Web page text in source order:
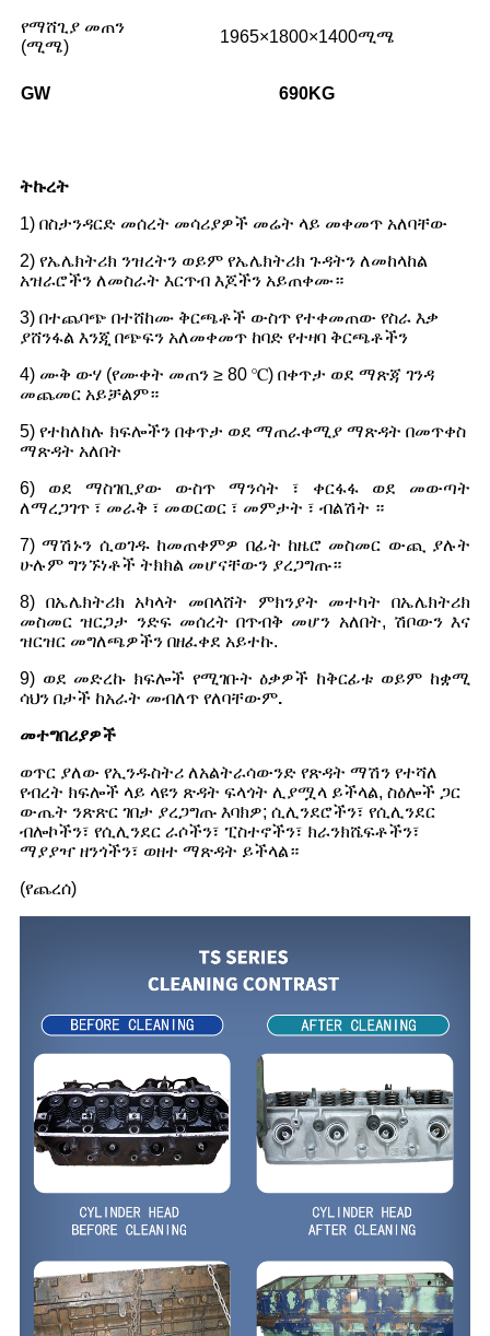
የማሸጊያ መጠን
(ሚሜ)
1965×1800×1400ሚሜ
GW 690KG
ትኩረት
1) በስታንዳርድ መሰረት መሳሪያዎች መሬት ላይ መቀመጥ አለባቸው
2) የኤሌክትሪክ ንዝረትን ወይም የኤሌክትሪክ ጉዳትን ለመከላከል
አዝራሮችን ለመስራት እርጥብ እጆችን አይጠቀሙ።
3) በተጨባጭ በተሸከሙ ቅርጫቶች ውስጥ የተቀመጠው የስራ እቃ
ያሸንፋል እንጂ በጭፍን አለመቀመጥ ከባድ የተዛባ ቅርጫቶችን
4) ሙቅ ውሃ (የሙቀት መጠን ≥ 80 ℃) በቀጥታ ወደ ማጽጃ ገንዳ
መጨመር አይቻልም።
5) የተከለከሉ ክፍሎችን በቀጥታ ወደ ማጠራቀሚያ ማጽዳት በመጥቀስ
ማጽዳት አለበት
6) ወደ ማስገቢያው ውስጥ ማንሳት ፣ ቀርፋፋ ወደ መውጣት
ለማረጋገጥ ፣ መራቅ ፣ መወርወር ፣ መምታት ፣ ብልሽት ።
7) ማሽኑን ሲወገዱ ከመጠቀምዎ በፊት ከዜሮ መስመር ውጪ ያሉት
ሁሉም ግንኙነቶች ትክክል መሆናቸውን ያረጋግጡ።
8) በኤሌክትሪክ አካላት መበላሸት ምክንያት መተካት በኤሌክትሪክ
መስመር ዝርጋታ ንድፍ መሰረት በጥብቅ መሆን አለበት, ሽቦውን እና
ዝርዝር መግለጫዎችን በዘፈቀደ አይተኩ.
9) ወደ መድረኩ ክፍሎች የሚገቡት ዕቃዎች ከቅርፊቱ ወይም ከቋሚ
ሳህን በታች ከአራት መብለጥ የለባቸውም.
መተግበሪያዎች
ወጥር ያለው የኢንዱስትሪ ለአልትራሳውንድ የጽዳት ማሽን የተሻለ
የብረት ክፍሎች ላይ ላዩን ጽዳት ፍላጎት ሊያሟላ ይችላል, ስዕሎች ጋር
ውጤት ንጽጽር ገበታ ያረጋግጡ እባክዎ; ሲሊንደሮችን፣ የሲሊንደር
ብሎኮችን፣ የሲሊንደር ራሶችን፣ ፒስተኖችን፣ ክራንክሼፍቶችን፣
ማያያዣ ዘንጎችን፣ ወዘተ ማጽዳት ይችላል።
(የጨረሰ)